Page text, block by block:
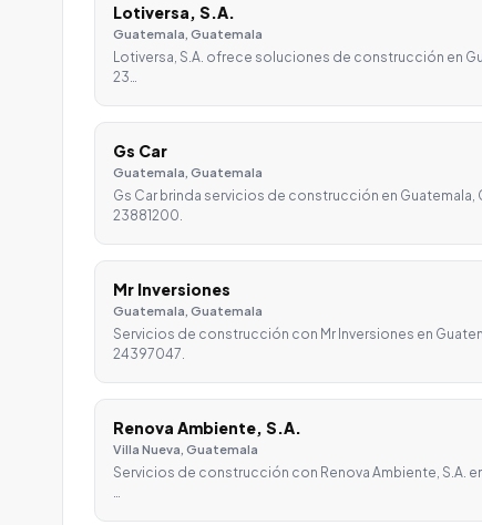
Lotiversa, S.A.
Guatemala, Guatemala
Lotiversa, S.A. ofrece soluciones de construcción en
23…
Gs Car
Guatemala, Guatemala
Gs Car brinda servicios de construcción en Guatemala,
23881200.
Mr Inversiones
Guatemala, Guatemala
Servicios de construcción con Mr Inversiones en
24397047.
Renova Ambiente, S.A.
Villa Nueva, Guatemala
Servicios de construcción con Renova Ambiente, S.A.
…